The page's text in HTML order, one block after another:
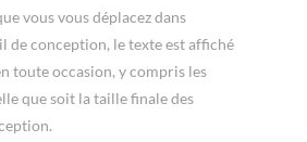
vous vous déplacez dans
de conception, le texte est affiché
toute occasion, y compris les
que soit la taille finale des